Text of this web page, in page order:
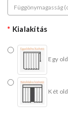
Kialakítás
Egy
Két